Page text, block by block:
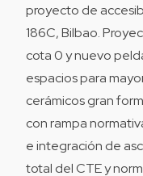
proyecto de
186C, Bilbao.
cota 0 y nuevo
espacios para
cerámicos gran
con rampa
e integración de
total del CTE y